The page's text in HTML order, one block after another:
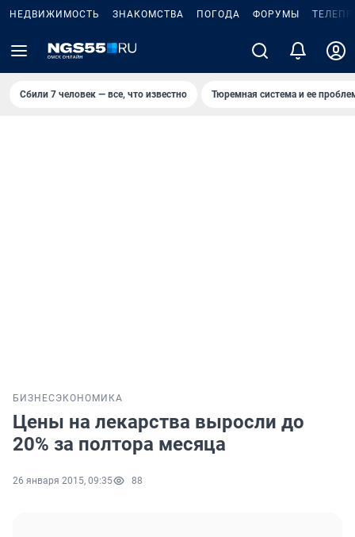
НЕДВИЖИМОСТЬ ЗНАКОМСТВА ПОГОДА ФОРУМЫ
Сбили 7 человек — все, что известно Тюремная система и ее
БИЗНЕС ЭКОНОМИКА
Цены на лекарства выросли до
20% за полтора месяца
26 января 2015, 09:35 88